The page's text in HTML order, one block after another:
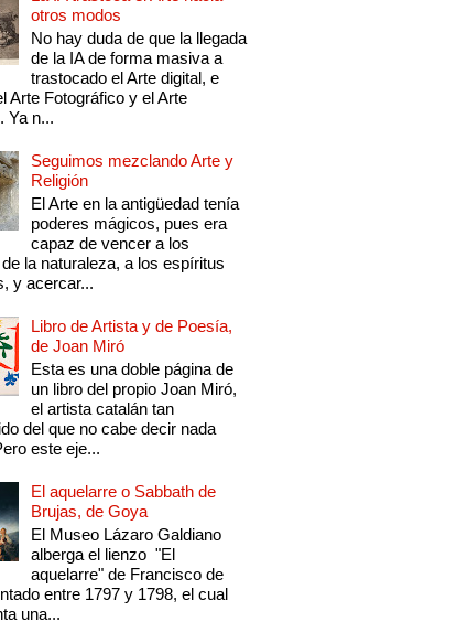
otros modos
No hay duda de que la llegada
de la IA de forma masiva a
trastocado el Arte digital, e
Arte Fotográfico y el Arte
Ya n...
Seguimos mezclando Arte y
Religión
El Arte en la antigüedad tenía
poderes mágicos, pues era
capaz de vencer a los
la naturaleza, a los espíritus
y acercar...
Libro de Artista y de Poesía,
de Joan Miró
Esta es una doble página de
un libro del propio Joan Miró,
el artista catalán tan
del que no cabe decir nada
este eje...
El aquelarre o Sabbath de
Brujas, de Goya
El Museo Lázaro Galdiano
alberga el lienzo "El
aquelarre" de Francisco de
entre 1797 y 1798, el cual
una...